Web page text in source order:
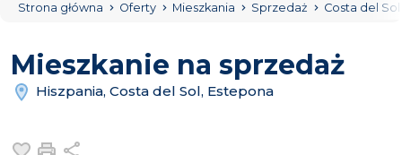
Strona główna Oferty Mieszkania Sprzedaż Costa del Sol
Mieszkanie na sprzedaż
Hiszpania, Costa del Sol, Estepona
Dodaj do ulubionych
Drukuj